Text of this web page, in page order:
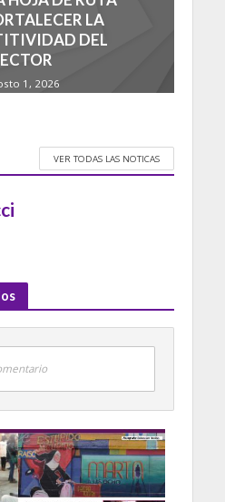
LA
DEL
1, 2026
VER TODAS LAS NOTICAS